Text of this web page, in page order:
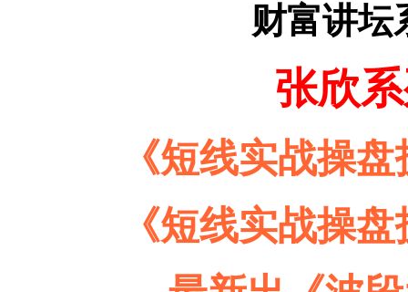
财富讲坛
张欣
《短线实战操
《短线实战操